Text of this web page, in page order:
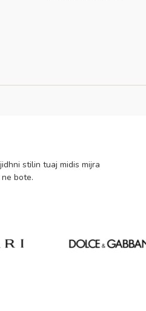
stilin tuaj midis mijra
bote.